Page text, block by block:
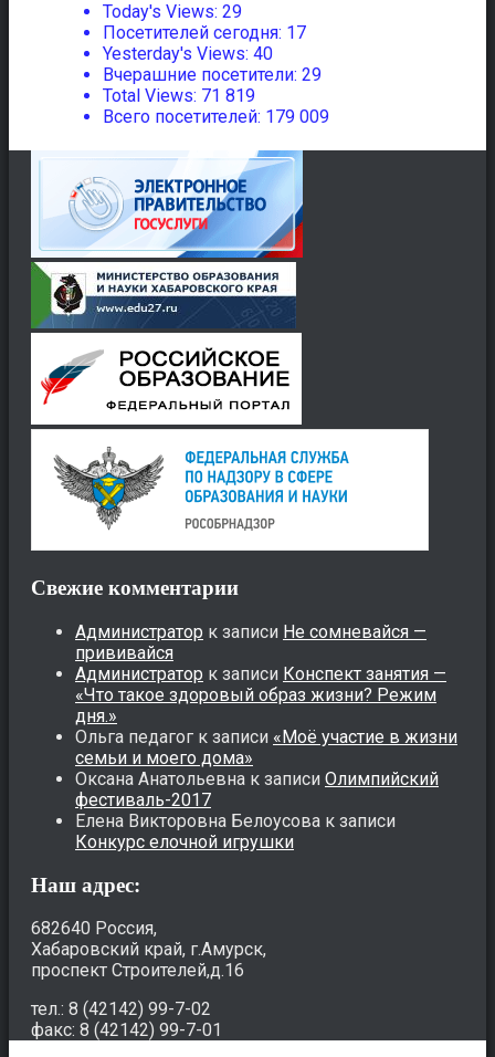
Today's Views: 29
Посетителей сегодня: 17
Yesterday's Views: 40
Вчерашние посетители: 29
Total Views: 71 819
Всего посетителей: 179 009
Свежие комментарии
Администратор к записи Не сомневайся —
прививайся
Администратор к записи Конспект занятия —
«Что такое здоровый образ жизни? Режим
дня.»
Ольга педагог к записи «Моё участие в жизни
семьи и моего дома»
Оксана Анатольевна к записи Олимпийский
фестиваль-2017
Елена Викторовна Белоусова к записи
Конкурс елочной игрушки
Наш адрес:
682640 Россия,
Хабаровский край, г.Амурск,
проспект Строителей,д.16
тел.: 8 (42142) 99-7-02
факс: 8 (42142) 99-7-01